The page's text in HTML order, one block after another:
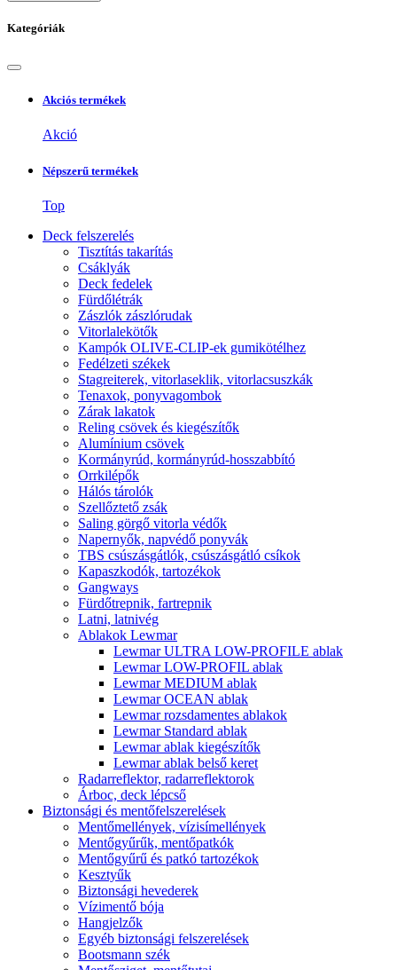
Kategóriák
Akciós termékek
Akció
Népszerű termékek
Top
Deck felszerelés
Tisztítás takarítás
Csáklyák
Deck fedelek
Fürdőlétrák
Zászlók zászlórudak
Vitorlalekötők
Kampók OLIVE-CLIP-ek gumikötélhez
Fedélzeti székek
Stagreiterek, vitorlaseklik, vitorlacsuszkák
Tenaxok, ponyvagombok
Zárak lakatok
Reling csövek és kiegészítők
Alumínium csövek
Kormányrúd, kormányrúd-hosszabbító
Orrkilépők
Hálós tárolók
Szellőztető zsák
Saling görgő vitorla védők
Napernyők, napvédő ponyvák
TBS csúszásgátlók, csúszásgátló csíkok
Kapaszkodók, tartozékok
Gangways
Fürdőtrepnik, fartrepnik
Latni, latnivég
Ablakok Lewmar
Lewmar ULTRA LOW-PROFILE ablak
Lewmar LOW-PROFIL ablak
Lewmar MEDIUM ablak
Lewmar OCEAN ablak
Lewmar rozsdamentes ablakok
Lewmar Standard ablak
Lewmar ablak kiegészítők
Lewmar ablak belső keret
Radarreflektor, radarreflektorok
Árboc, deck lépcső
Biztonsági és mentőfelszerelések
Mentőmellények, vízisímellények
Mentőgyűrűk, mentőpatkók
Mentőgyűrű és patkó tartozékok
Kesztyűk
Biztonsági hevederek
Vízimentő bója
Hangjelzők
Egyéb biztonsági felszerelések
Bootsmann szék